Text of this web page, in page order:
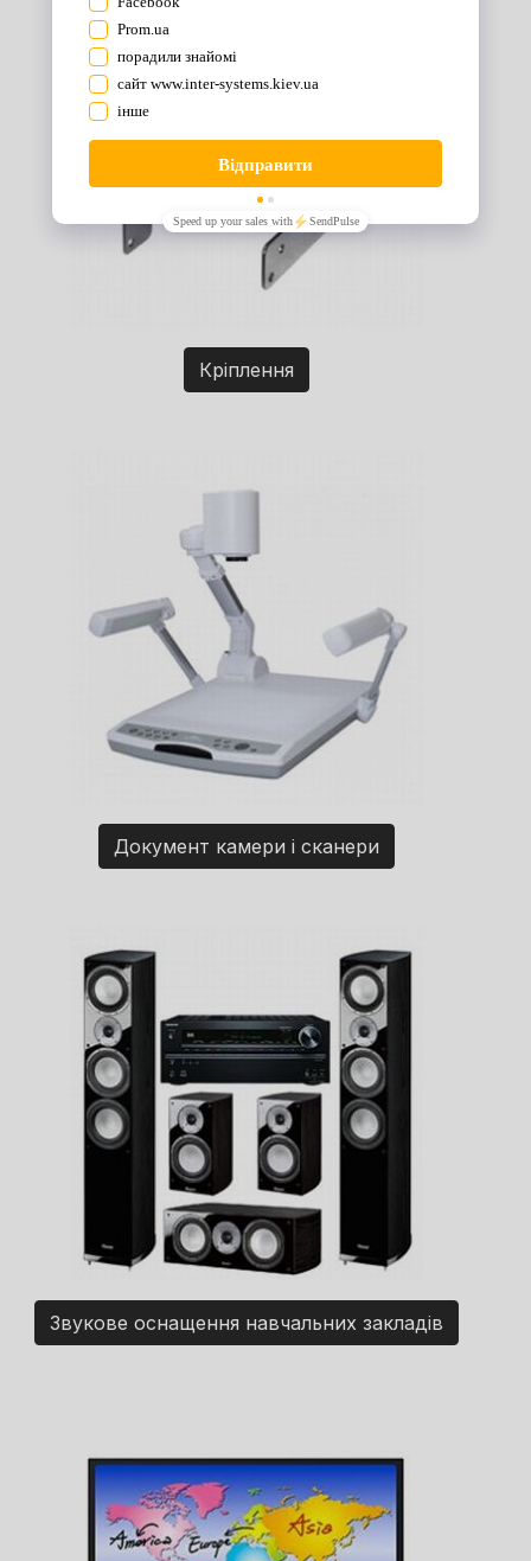
Кріплення
Документ камери і сканери
Звукове оснащення навчальних закладів